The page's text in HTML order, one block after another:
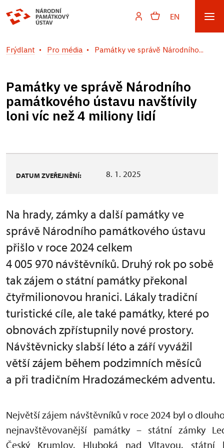
EN
Frýdlant Pro média Památky ve správě Národního...
Památky ve správě Národního
památkového ústavu navštívily
loni víc než 4 miliony lidí
DATUM ZVEŘEJNĚNÍ: 8. 1. 2025
Na hrady, zámky a další památky ve
správě Národního památkového ústavu
přišlo v roce 2024 celkem
4 005 970 návštěvníků. Druhý rok po sobě
tak zájem o státní památky překonal
čtyřmilionovou hranici. Lákaly tradiční
turistické cíle, ale také památky, které po
obnovách zpřístupnily nové prostory.
Návštěvnicky slabší léto a září vyvážil
větší zájem během podzimních měsíců
a při tradičním Hradozámeckém adventu.
Největší zájem návštěvníků v roce 2024 byl o
nejnavštěvovanější památky – státní zámky
Český Krumlov, Hluboká nad Vltavou, státní